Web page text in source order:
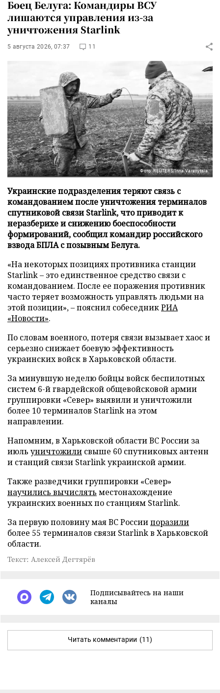
Боец Белуга: Командиры ВСУ
лишаются управления из-за
уничтожения Starlink
5 августа 2026, 07:37 11
Фото: REUTERS/Inna Varenytsia
Украинские подразделения теряют связь с
командованием после уничтожения терминалов
спутниковой связи Starlink, что приводит к
неразберихе и снижению боеспособности
формирований, сообщил командир российского
взвода БПЛА с позывным Белуга.
«На некоторых позициях противника станции
Starlink – это единственное средство связи с
командованием. После ее поражения противник
часто теряет возможность управлять людьми на
этой позиции», – пояснил собеседникРИА
«Новости».
По словам военного, потеря связи вызывает хаос и
серьезно снижает боевую эффективность
украинских войск в Харьковской области.
За минувшую неделю бойцы войск беспилотных
систем 6-й гвардейской общевойсковой армии
группировки «Север» выявили и уничтожили
более 10 терминалов Starlink на этом
направлении.
Напомним, в Харьковской области ВС России за
июль уничтожили свыше 60 спутниковых антенн
и станций связи Starlink украинской армии.
Также разведчики группировки «Север»
научились вычислять местонахождение
украинских военных по станциям Starlink.
За первую половину мая ВС Россиипоразили
более 55 терминалов связи Starlink в Харьковской
области.
Текст: Алексей Дегтярёв
Подписывайтесь на наши
каналы
Читать комментарии (11)